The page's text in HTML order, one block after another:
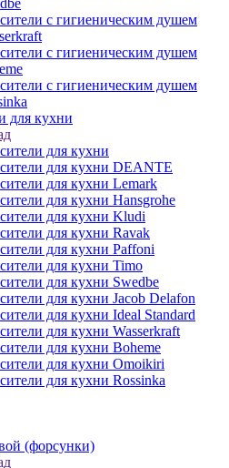
с гигиеническим душем
с гигиеническим душем
с гигиеническим душем
для кухни
для кухни
для кухни DEANTE
для кухни Lemark
для кухни Hansgrohe
для кухни Kludi
для кухни Ravak
для кухни Paffoni
для кухни Timo
для кухни Swedbe
для кухни Jacob Delafon
для кухни Ideal Standard
для кухни Wasserkraft
для кухни Boheme
для кухни Omoikiri
для кухни Rossinka
(форсунки)